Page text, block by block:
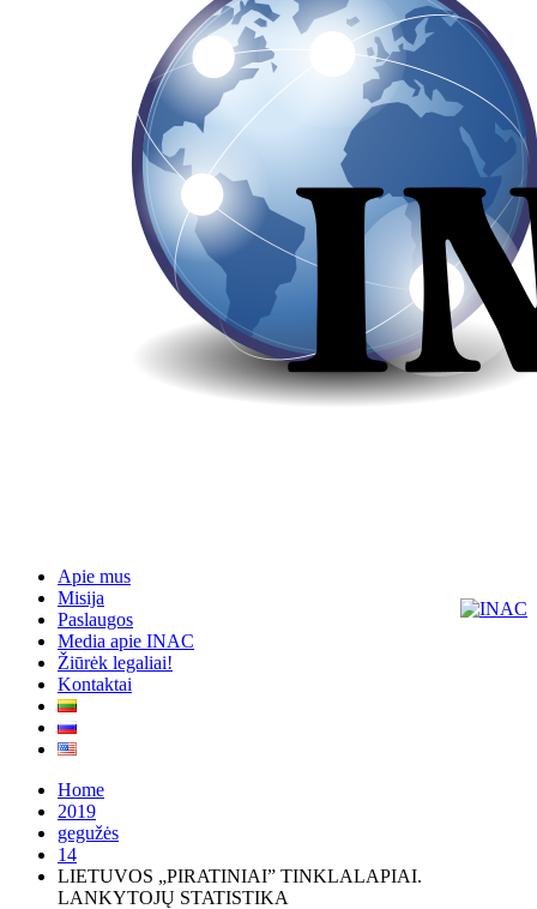
Apie mus
Misija
Paslaugos
Media apie INAC
Žiūrėk legaliai!
Kontaktai
Home
2019
gegužės
14
LIETUVOS „PIRATINIAI” TINKLALAPIAI.
LANKYTOJŲ STATISTIKA